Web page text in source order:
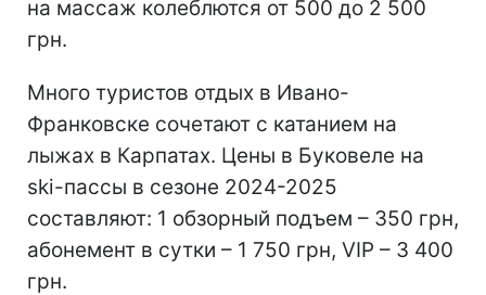
на массаж колеблются от 500 до 2 500
грн.
Много туристов отдых в Ивано-
Франковске сочетают с катанием на
лыжах в Карпатах. Цены в Буковеле на
ski-пассы в сезоне 2024-2025
составляют: 1 обзорный подъем – 350 грн,
абонемент в сутки – 1 750 грн, VIP – 3 400
грн.